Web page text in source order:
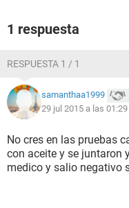
1 respuesta
RESPUESTA 1 / 1
samanthaa1999
29 jul 2015 a las 01:29
No cres en las pruebas
con aceite y se juntaron
medico y salio negativo